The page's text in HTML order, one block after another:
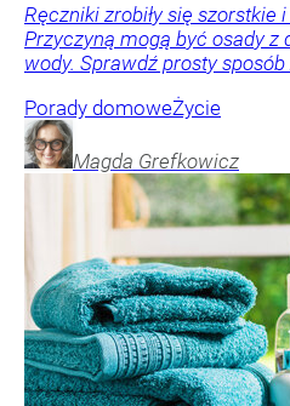
Ręczniki zrobiły się szorstkie i
Przyczyną mogą być osady
wody. Sprawdź prosty
Porady domoweŻycie
Magda Grefkowicz